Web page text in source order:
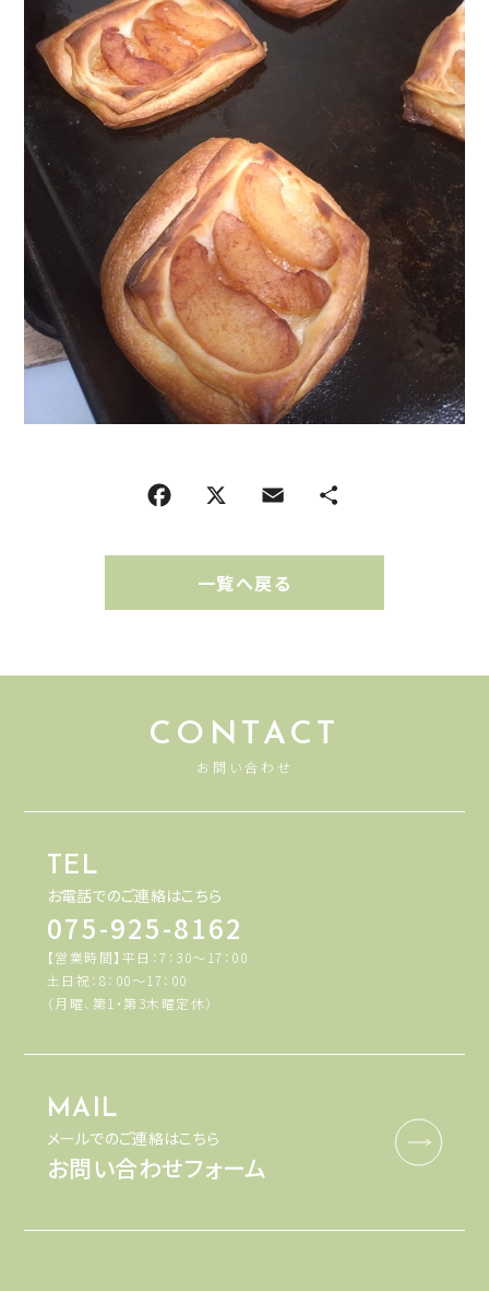
一覧へ戻る
CONTACT
お問い合わせ
TEL
お電話でのご連絡はこちら
075-925-8162
【営業時間】平日：7：30～17：00
土日祝：8：00～17：00
（月曜、第1・第3木曜定休）
MAIL
メールでのご連絡はこちら
お問い合わせフォーム